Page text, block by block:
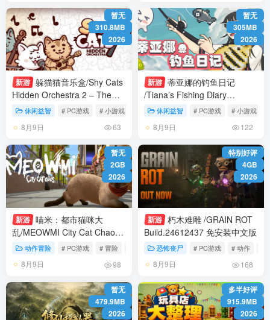
暂无
310.8MB
2026
新游 躲猫猫音乐盒/Shy Cats
Hidden Orchestra 2 – The
Return Build.24560201 免安
装中文版
休闲益智 # PC游戏 # 小游戏 # 休闲
8月9日 63
暂无
305MB
2026
新游 蒂亚娜的钓鱼日记
/Tiana’s Fishing Diary
Build.24620191 免安装中文版
休闲益智 # PC游戏 # 小游戏
8月9日 122
暂无
2GB
2026
新游 喵米：都市猫咪大
乱/MEOWMI City Cat Chaos
Build.24624249 免安装中文版
动作冒险 # PC游戏 # 冒险
8月9日 98
特别好评
4GB
2026
新游 朽木难雕 /GRAIN ROT
Build.24612437 免安装中文版
恐怖丧尸 # PC游戏 # 动作
8月9日 168
暂无
479.9MB
2026
多半好评
915.9MB
2026